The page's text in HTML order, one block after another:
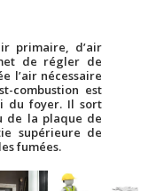
primaire, d’air
de régler de
l’air nécessaire
combustion est
du foyer. Il sort
de la plaque de
supérieure de
fumées.